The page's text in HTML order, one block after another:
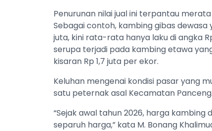
​Penurunan nilai jual ini terpantau
Sebagai contoh, kambing gibas dewasa
juta, kini rata-rata hanya laku di angka
serupa terjadi pada kambing etawa
kisaran Rp 1,7 juta per ekor.
​Keluhan mengenai kondisi pasar yang
satu peternak asal Kecamatan Panceng.
​“Sejak awal tahun 2026, harga
separuh harga,” kata M. Bonang